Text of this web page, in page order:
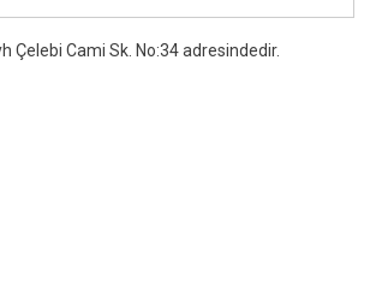
Çelebi Cami Sk. No:34 adresindedir.